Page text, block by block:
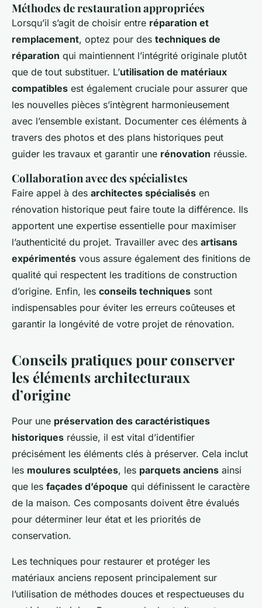
Méthodes de restauration appropriées
Lorsqu’il s’agit de choisir entre réparation et
remplacement, optez pour des techniques de
réparation qui maintiennent l’intégrité originale plutôt
que de tout substituer. L’utilisation de matériaux
compatibles est également cruciale pour assurer que
les nouvelles pièces s’intègrent harmonieusement
avec l’ensemble existant. Documenter ces éléments à
travers des photos et des plans historiques peut
guider les travaux et garantir une rénovation réussie.
Collaboration avec des spécialistes
Faire appel à des architectes spécialisés en
rénovation historique peut faire toute la différence. Ils
apportent une expertise essentielle pour maximiser
l’authenticité du projet. Travailler avec des artisans
expérimentés vous assure également des finitions de
qualité qui respectent les traditions de construction
d’origine. Enfin, les conseils techniques sont
indispensables pour éviter les erreurs coûteuses et
garantir la longévité de votre projet de rénovation.
Conseils pratiques pour conserver
les éléments architecturaux
d’origine
Pour une préservation des caractéristiques
historiques réussie, il est vital d’identifier
précisément les éléments clés à préserver. Cela inclut
les moulures sculptées, les parquets anciens ainsi
que les façades d’époque qui définissent le caractère
de la maison. Ces composants doivent être évalués
pour déterminer leur état et les priorités de
conservation.
Les techniques pour restaurer et protéger les
matériaux anciens reposent principalement sur
l’utilisation de méthodes douces et respectueuses du